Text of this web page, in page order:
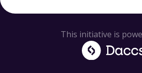
This initiative is